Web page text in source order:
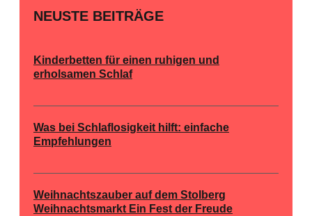
NEUSTE BEITRÄGE
Kinderbetten für einen ruhigen und
erholsamen Schlaf
Was bei Schlaflosigkeit hilft: einfache
Empfehlungen
Weihnachtszauber auf dem Stolberg
Weihnachtsmarkt Ein Fest der Freude